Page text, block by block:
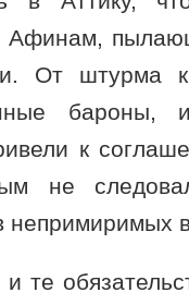
Афинам,
От штурма
бароны,
к
не
непримиримых
те